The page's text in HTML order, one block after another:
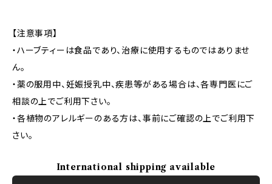
【注意事項】
・ハーブティーは食品であり、治療に使用するものではありませ
ん。
・薬の服用中、妊娠授乳中、疾患等がある場合は、各専門医にご
相談の上でご利用下さい。
・各植物のアレルギーのある方は、事前にご確認の上でご利用下
さい。
International shipping available